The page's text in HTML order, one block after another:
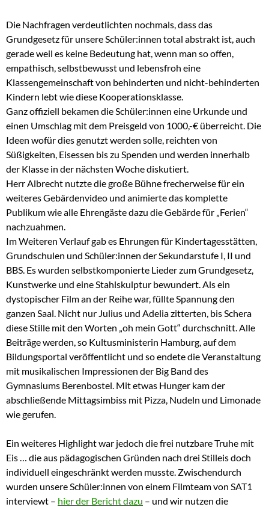
Die Nachfragen verdeutlichten nochmals, dass das
Grundgesetz für unsere Schüler:innen total abstrakt ist, auch
gerade weil es keine Bedeutung hat, wenn man so offen,
empathisch, selbstbewusst und lebensfroh eine
Klassengemeinschaft von behinderten und nicht-behinderten
Kindern lebt wie diese Kooperationsklasse.
Ganz offiziell bekamen die Schüler:innen eine Urkunde und
einen Umschlag mit dem Preisgeld von 1000,-€ überreicht. Die
Ideen wofür dies genutzt werden solle, reichten von
Süßigkeiten, Eisessen bis zu Spenden und werden innerhalb
der Klasse in der nächsten Woche diskutiert.
Herr Albrecht nutzte die große Bühne frecherweise für ein
weiteres Gebärdenvideo und animierte das komplette
Publikum wie alle Ehrengäste dazu die Gebärde für „Ferien“
nachzuahmen.
Im Weiteren Verlauf gab es Ehrungen für Kindertagesstätten,
Grundschulen und Schüler:innen der Sekundarstufe I, II und
BBS. Es wurden selbstkomponierte Lieder zum Grundgesetz,
Kunstwerke und eine Stahlskulptur bewundert. Als ein
dystopischer Film an der Reihe war, füllte Spannung den
ganzen Saal. Nicht nur Julius und Adelia zitterten, bis Schera
diese Stille mit den Worten „oh mein Gott“ durchschnitt. Alle
Beiträge werden, so Kultusministerin Hamburg, auf dem
Bildungsportal veröffentlicht und so endete die Veranstaltung
mit musikalischen Impressionen der Big Band des
Gymnasiums Berenbostel. Mit etwas Hunger kam der
abschließende Mittagsimbiss mit Pizza, Nudeln und Limonade
wie gerufen.
Ein weiteres Highlight war jedoch die frei nutzbare Truhe mit
Eis … die aus pädagogischen Gründen nach drei Stilleis doch
individuell eingeschränkt werden musste. Zwischendurch
wurden unsere Schüler:innen von einem Filmteam von SAT1
interviewt – hier der Bericht dazu – und wir nutzen die